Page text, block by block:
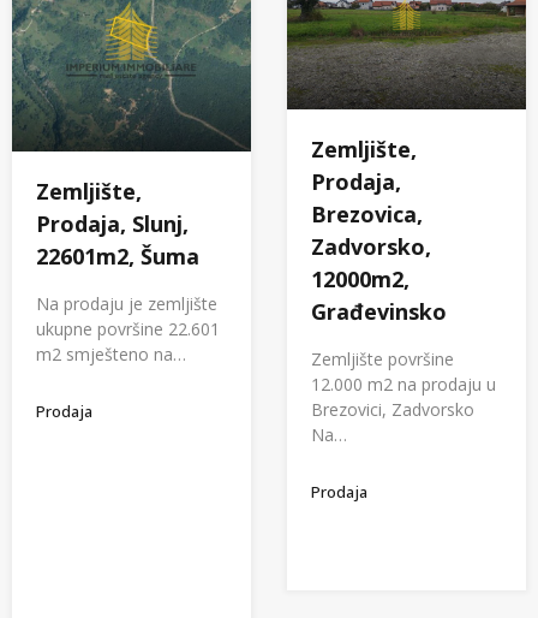
Zemljište,
Prodaja, Slunj,
22601m2, Šuma
Na prodaju je zemljište
ukupne površine 22.601
m2 smješteno na…
Prodaja
Zemljište,
Prodaja,
Brezovica,
Zadvorsko,
12000m2,
Građevinsko
Zemljište površine
12.000 m2 na prodaju u
Brezovici, Zadvorsko
Na…
Prodaja